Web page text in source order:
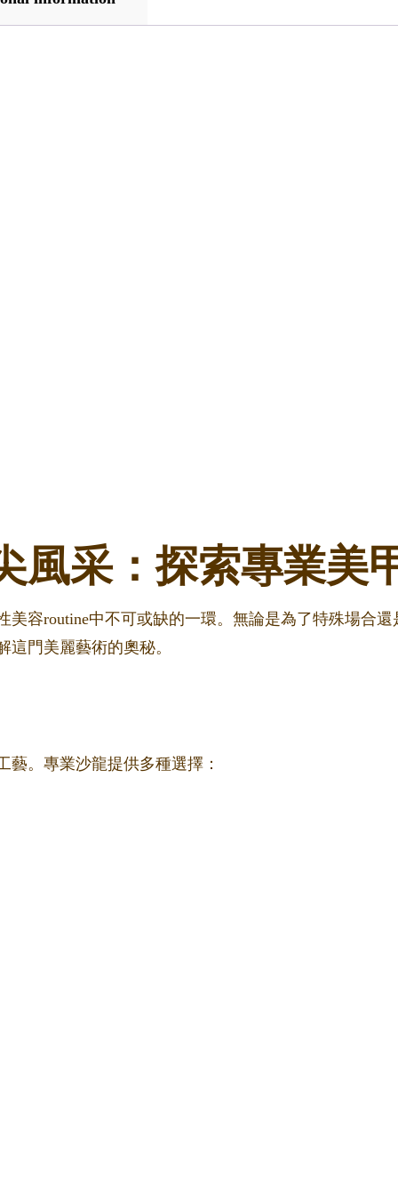
風采：探索專業美
容routine中不可或缺的一環。無論是為了特殊場合
門美麗藝術的奧秘。
。專業沙龍提供多種選擇：